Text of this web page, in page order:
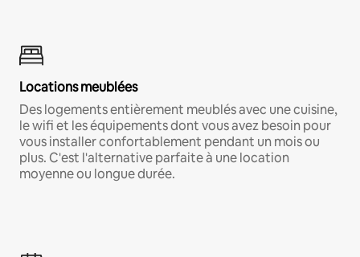
Locations meublées
Des logements entièrement meublés avec une cuisine,
le wifi et les équipements dont vous avez besoin pour
vous installer confortablement pendant un mois ou
plus. C'est l'alternative parfaite à une location
moyenne ou longue durée.